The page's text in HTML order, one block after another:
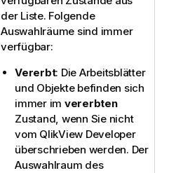
der Liste. Folgende
Auswahlräume sind immer
verfügbar:
Vererbt: Die Arbeitsblätter
und Objekte befinden sich
immer im vererbten
Zustand, wenn Sie nicht
vom QlikView Developer
überschrieben werden. Der
Auswahlraum des